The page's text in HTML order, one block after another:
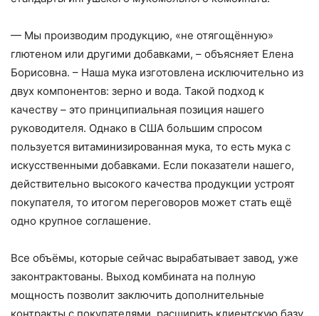
— Мы производим продукцию, «не отягощённую»
глютеном или другими добавками, – ​объясняет Елена
Борисовна. – ​Наша мука изготовлена исключительно из
двух компонентов: зерно и вода. Такой подход к
качеству – ​это принци­пиаль­ная позиция нашего
руководителя. Однако в США большим спросом
пользуется витаминизированная мука, то есть мука с
искусственными добавками. Если показатели нашего,
действительно высокого качества продукции устроят
покупателя, то итогом переговоров может стать ещё
одно крупное соглашение.
Все объёмы, которые сейчас вырабатывает завод, уже
законтрактованы. Выход комбината на полную
мощность позволит заключить дополнительные
контракты с покупателями, расширить клиент­скую базу.